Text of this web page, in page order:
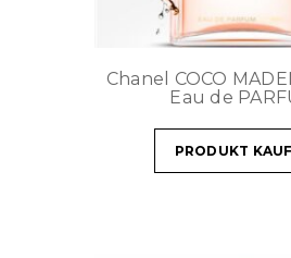
Chanel COCO
Eau de
PRODUKT